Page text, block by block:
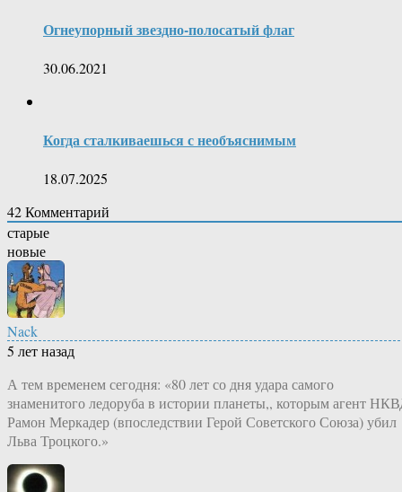
Огнеупорный звездно-полосатый флаг
30.06.2021
Когда сталкиваешься с необъяснимым
18.07.2025
42Комментарий
старые
новые
Nack
5 лет назад
А тем временем сегодня: «80 лет со дня удара самого
знаменитого ледоруба в истории планеты,, которым агент
Рамон Меркадер (впоследствии Герой Советского Союза) убил
Льва Троцкого.»